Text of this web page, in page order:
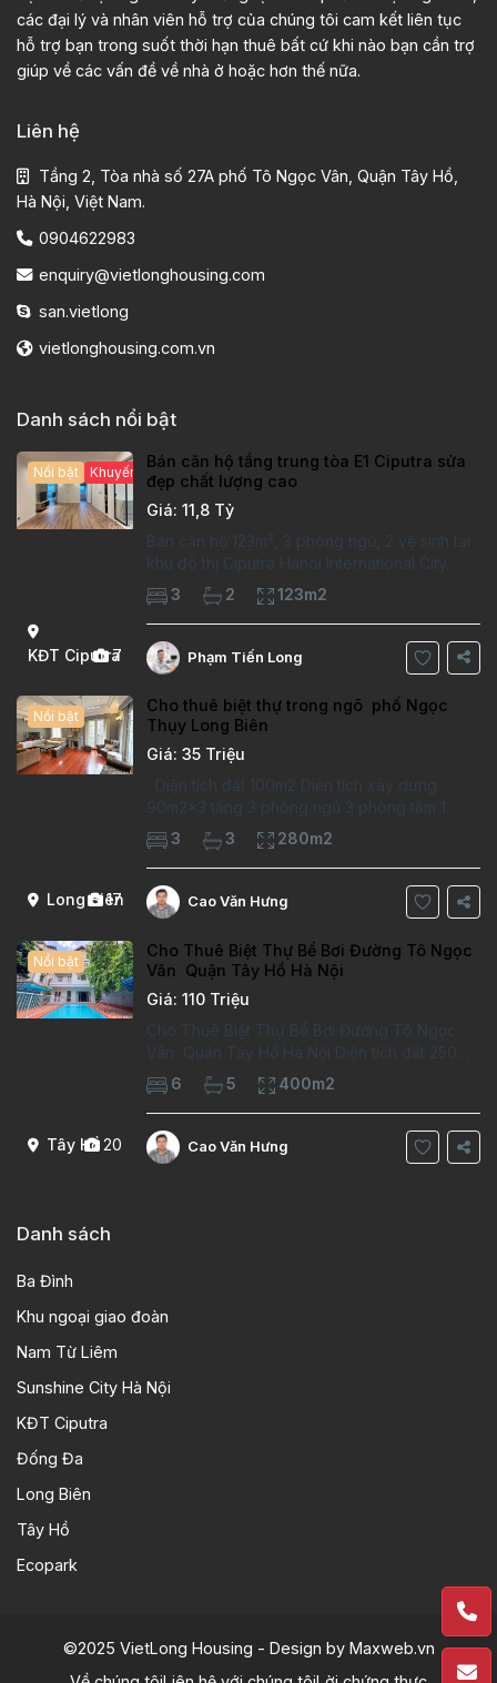
các đại lý và nhân viên hỗ trợ của chúng tôi cam kết liên tục
hỗ trợ bạn trong suốt thời hạn thuê bất cứ khi nào bạn cần trợ
giúp về các vấn đề về nhà ở hoặc hơn thế nữa.
Liên hệ
Tầng 2, Tòa nhà số 27A phố Tô Ngọc Vân, Quận Tây Hồ,
Hà Nội, Việt Nam.
0904622983
enquiry@vietlonghousing.com
san.vietlong
vietlonghousing.com.vn
Danh sách nổi bật
KĐT Ciputra
7
Nổi bật Khuyến mại hấp dẫn
Bán căn hộ tầng trung tòa E1 Ciputra sửa
đẹp chất lượng cao
Giá: 11,8 Tỷ
Bán căn hộ 123m², 3 phòng ngủ, 2 vệ sinh tại
khu đô thị Ciputra Hanoi International City.
Căn hộ đã sửa mới kỹ, chất lượng cao, sàn
gỗ, bếp hiện đại, không gian thoáng sáng.
Thông tin căn hộ: Diện tích:
3 2 123m2
Phạm Tiến Long
Long Biên
17
Nổi bật
Cho thuê biệt thự trong ngõ phố Ngọc
Thụy Long Biên
Giá: 35 Triệu
Diện tích đất 100m2 Diện tích xây dựng
90m2x3 tầng 3 phòng ngủ 3 phòng tắm 1
phòng làm việc Vị trí ý tưởng 10 phút đi bộ tới
trường việt pháp Ngôi nhà được thiết kế theo
kiểu phát cổ,trong khu dân
3 3 280m2
Cao Văn Hưng
Tây Hồ20
Nổi bật
Cho Thuê Biệt Thự Bể Bơi Đường Tô Ngọc
Vân Quận Tây Hồ Hà Nội
Giá: 110 Triệu
Cho Thuê Biệt Thự Bể Bơi Đường Tô Ngọc
Vân Quận Tây Hồ Hà Nội Diện tích đất 250m2
Diện tích xây dựng 100m2 Xây 4 tầng, 6
phòng ngủ 5 phòng tắm Tầng 1, , phòng
khách , phòng bếp-1wc Tầng 2, 2 phòng
6 5 400m2
Cao Văn Hưng
Danh sách
Ba Đình
Khu ngoại giao đoàn
Nam Từ Liêm
Sunshine City Hà Nội
KĐT Ciputra
Đống Đa
Long Biên
Tây Hồ
Ecopark
©2025 VietLong Housing - Design by Maxweb.vn